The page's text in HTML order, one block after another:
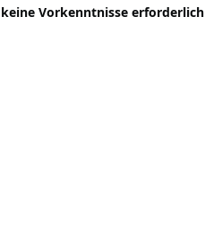
keine Vorkenntnisse erforderlich